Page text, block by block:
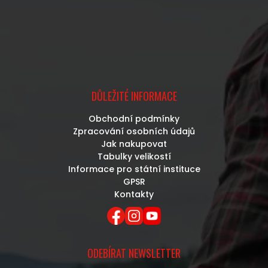
DŮLEŽITÉ INFORMACE
Obchodní podmínky
Zpracování osobních údajů
Jak nakupovat
Tabulky velikostí
Informace pro státní instituce
GPSR
Kontakty
ODEBÍRAT NEWSLETTER